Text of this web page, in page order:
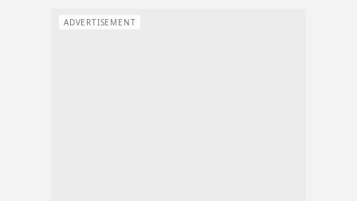
ADVERTISEMENT